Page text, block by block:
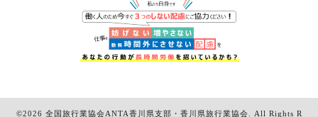
©2026 全国旅行業協会ANTA香川県支部・香川県旅行業協会 . All Rights R